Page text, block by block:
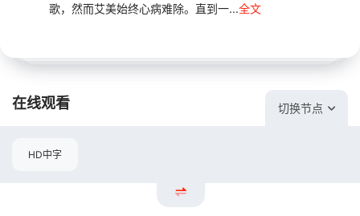
歌，然而艾美始终心病难除。直到一...全文
在线观看 切换节点
HD中字